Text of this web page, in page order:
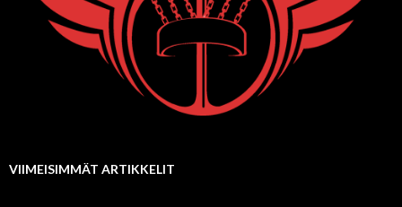
VIIMEISIMMÄT ARTIKKELIT